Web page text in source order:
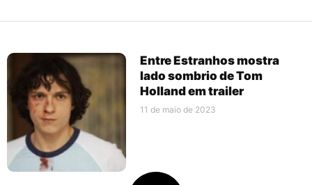
Entre Estranhos mostra
lado sombrio de Tom
Holland em trailer
11 de maio de 2023